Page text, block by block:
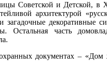
Советской и Детской,
архитектурой
загадочные декоративные
Остальная часть
документах –